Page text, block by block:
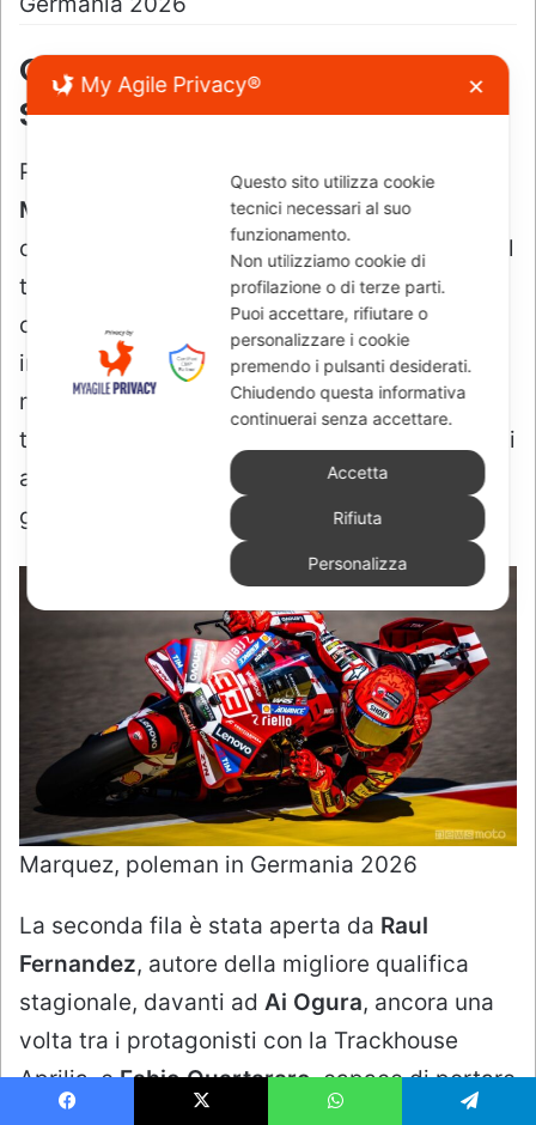
My Agile Privacy® ✕
Questo sito utilizza cookie
tecnici necessari al suo
funzionamento.
Non utilizziamo cookie di
profilazione o di terze parti.
Puoi accettare, rifiutare o
personalizzare i cookie
premendo i pulsanti desiderati.
Chiudendo questa informativa
continuerai senza accettare.
Accetta
Rifiuta
Personalizza